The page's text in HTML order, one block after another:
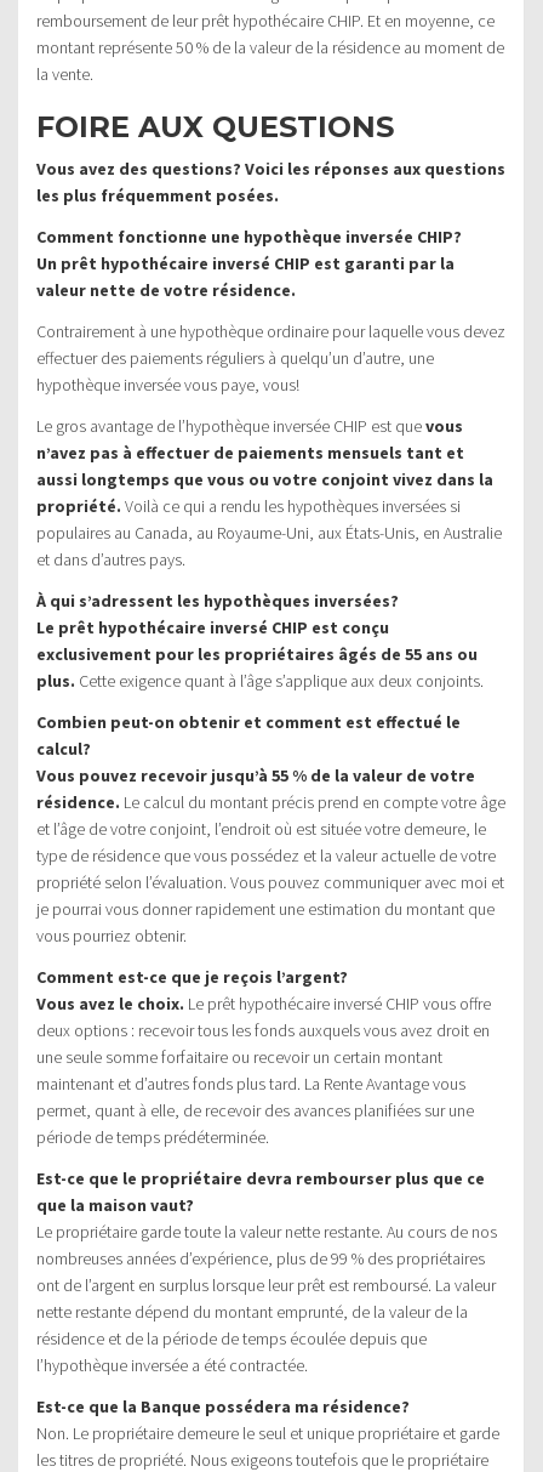
remboursement de leur prêt hypothécaire CHIP. Et en moyenne, ce
montant représente 50 % de la valeur de la résidence au moment de
la vente.
FOIRE AUX QUESTIONS
Vous avez des questions? Voici les réponses aux questions
les plus fréquemment posées.
Comment fonctionne une hypothèque inversée CHIP?
Un prêt hypothécaire inversé CHIP est garanti par la
valeur nette de votre résidence.
Contrairement à une hypothèque ordinaire pour laquelle vous devez
effectuer des paiements réguliers à quelqu’un d’autre, une
hypothèque inversée vous paye, vous!
Le gros avantage de l’hypothèque inversée CHIP est quevous
n’avez pas à effectuer de paiements mensuels tant et
aussi longtemps que vous ou votre conjoint vivez dans la
propriété. Voilà ce qui a rendu les hypothèques inversées si
populaires au Canada, au Royaume-Uni, aux États-Unis, en Australie
et dans d’autres pays.
À qui s’adressent les hypothèques inversées?
Le prêt hypothécaire inversé CHIP est conçu
exclusivement pour les propriétaires âgés de 55 ans ou
plus. Cette exigence quant à l’âge s’applique aux deux conjoints.
Combien peut-on obtenir et comment est effectué le
calcul?
Vous pouvez recevoir jusqu’à 55 % de la valeur de votre
résidence. Le calcul du montant précis prend en compte votre âge
et l’âge de votre conjoint, l’endroit où est située votre demeure, le
type de résidence que vous possédez et la valeur actuelle de votre
propriété selon l’évaluation. Vous pouvez communiquer avec moi et
je pourrai vous donner rapidement une estimation du montant que
vous pourriez obtenir.
Comment est-ce que je reçois l’argent?
Vous avez le choix. Le prêt hypothécaire inversé CHIP vous offre
deux options : recevoir tous les fonds auxquels vous avez droit en
une seule somme forfaitaire ou recevoir un certain montant
maintenant et d’autres fonds plus tard. La Rente Avantage vous
permet, quant à elle, de recevoir des avances planifiées sur une
période de temps prédéterminée.
Est-ce que le propriétaire devra rembourser plus que ce
que la maison vaut?
Le propriétaire garde toute la valeur nette restante. Au cours de nos
nombreuses années d’expérience, plus de 99 % des propriétaires
ont de l’argent en surplus lorsque leur prêt est remboursé. La valeur
nette restante dépend du montant emprunté, de la valeur de la
résidence et de la période de temps écoulée depuis que
l’hypothèque inversée a été contractée.
Est-ce que la Banque possédera ma résidence?
Non. Le propriétaire demeure le seul et unique propriétaire et garde
les titres de propriété. Nous exigeons toutefois que le propriétaire